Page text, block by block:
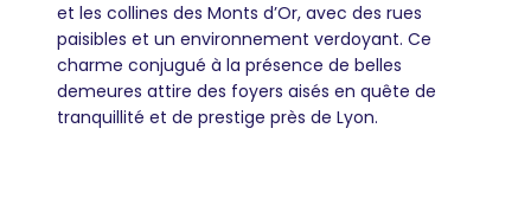
et les collines des Monts d’Or, avec des rues
paisibles et un environnement verdoyant. Ce
charme conjugué à la présence de belles
demeures attire des foyers aisés en quête de
tranquillité et de prestige près de Lyon.